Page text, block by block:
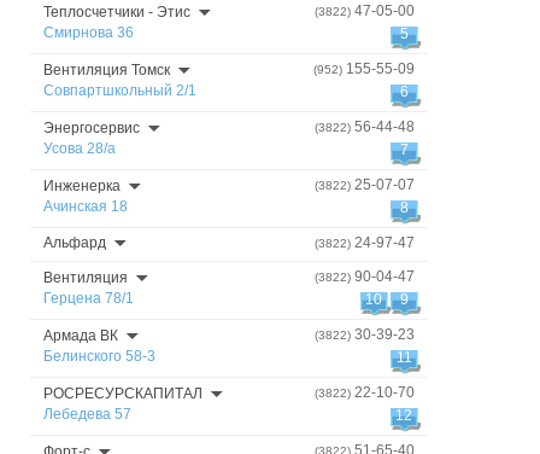
Теплосчетчики - Этис
Смирнова 36
(3822) 47-05-00
5
Вентиляция Томск
Совпартшкольный 2/1
(952) 155-55-09
6
Энергосервис
Усова 28/а
(3822) 56-44-48
7
Инженерка
Ачинская 18
(3822) 25-07-07
8
Альфард (3822) 24-97-47
Вентиляция
Герцена 78/1
(3822) 90-04-47
9
10
Армада ВК
Белинского 58-3
(3822) 30-39-23
11
РОСРЕСУРСКАПИТАЛ
Лебедева 57
(3822) 22-10-70
12
(3822) 51-65-40